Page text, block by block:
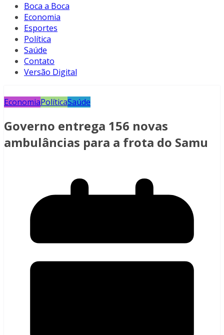
Boca a Boca
Economia
Esportes
Política
Saúde
Contato
Versão Digital
EconomiaPolíticaSaúde
Governo entrega 156 novas
ambulâncias para a frota do Samu